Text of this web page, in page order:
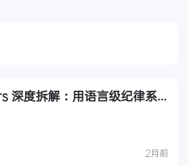
度拆解：用语言级纪律系
2月前